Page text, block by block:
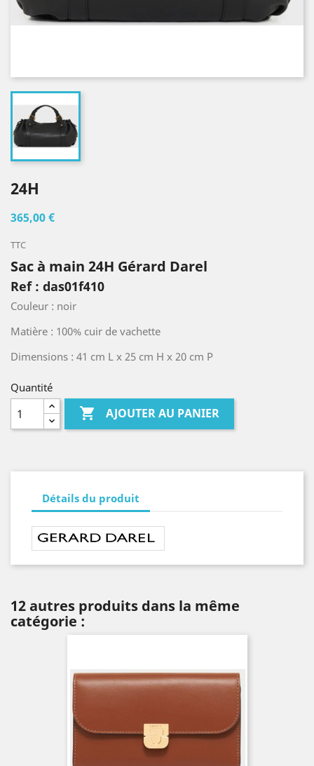
24H
365,00 €
TTC
Sac à main 24H Gérard Darel
Ref : das01f410
Couleur : noir
Matière : 100% cuir de vachette
Dimensions : 41 cm L x 25 cm H x 20 cm P
Quantité
 AJOUTER AU PANIER
Détails du produit
12 autres produits dans la même
catégorie :